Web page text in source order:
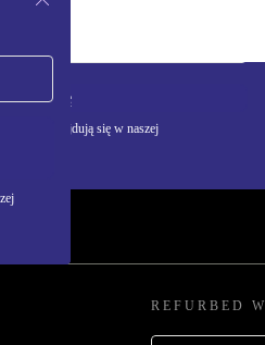
się
znajdują się w naszej
REFURBED W